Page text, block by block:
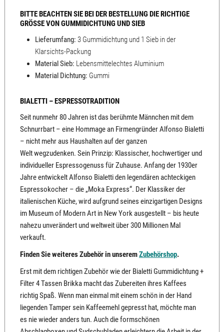
BITTE BEACHTEN SIE BEI DER BESTELLUNG DIE RICHTIGE
GRÖSSE VON GUMMIDICHTUNG UND SIEB
Lieferumfang: 3 Gummidichtung und 1 Sieb in der
Klarsichts-Packung
Material Sieb: Lebensmittelechtes Aluminium
Material Dichtung: Gummi
BIALETTI – ESPRESSOTRADITION
Seit nunmehr 80 Jahren ist das berühmte Männchen mit dem
Schnurrbart – eine Hommage an Firmengründer Alfonso Bialetti
– nicht mehr aus Haushalten auf der ganzen
Welt wegzudenken. Sein Prinzip: Klassischer, hochwertiger und
individueller Espressogenuss für Zuhause. Anfang der 1930er
Jahre entwickelt Alfonso Bialetti den legendären achteckigen
Espressokocher – die „Moka Express“. Der Klassiker der
italienischen Küche, wird aufgrund seines einzigartigen Designs
im Museum of Modern Art in New York ausgestellt – bis heute
nahezu unverändert und weltweit über 300 Millionen Mal
verkauft.
Finden Sie weiteres Zubehör in unseremZubehörshop.
Erst mit dem richtigen Zubehör wie der Bialetti Gummidichtung +
Filter 4 Tassen Brikka macht das Zubereiten ihres Kaffees
richtig Spaß. Wenn man einmal mit einem schön in der Hand
liegenden Tamper sein Kaffeemehl gepresst hat, möchte man
es nie wieder anders tun. Auch die formschönen